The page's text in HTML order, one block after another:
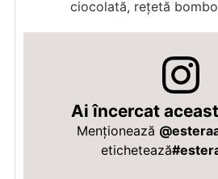
ciocolată, rețetă
Ai încercat
Menționează
etichetează